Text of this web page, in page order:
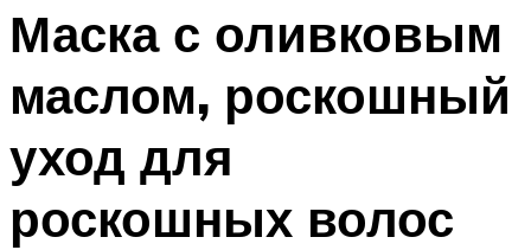
Маска с оливковым
маслом, роскошный
уход для
роскошных волос